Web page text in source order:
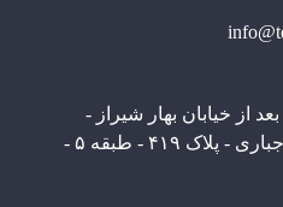
از خیابان بهار شیراز -
پایین تر از کوچه جباری - پلاک ۴۱۹ - طبقه ۵ -